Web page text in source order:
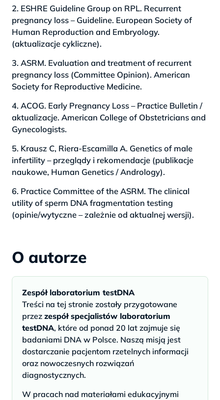
2. ESHRE Guideline Group on RPL. Recurrent
pregnancy loss – Guideline. European Society of
Human Reproduction and Embryology.
(aktualizacje cykliczne).
3. ASRM. Evaluation and treatment of recurrent
pregnancy loss (Committee Opinion). American
Society for Reproductive Medicine.
4. ACOG. Early Pregnancy Loss – Practice Bulletin /
aktualizacje. American College of Obstetricians and
Gynecologists.
5. Krausz C, Riera-Escamilla A. Genetics of male
infertility – przeglądy i rekomendacje (publikacje
naukowe, Human Genetics / Andrology).
6. Practice Committee of the ASRM. The clinical
utility of sperm DNA fragmentation testing
(opinie/wytyczne – zależnie od aktualnej wersji).
O autorze
Zespół laboratorium testDNA
Treści na tej stronie zostały przygotowane
przez zespół specjalistów laboratorium
testDNA, które od ponad 20 lat zajmuje się
badaniami DNA w Polsce. Naszą misją jest
dostarczanie pacjentom rzetelnych informacji
oraz nowoczesnych rozwiązań
diagnostycznych.
W pracach nad materiałami edukacyjnymi